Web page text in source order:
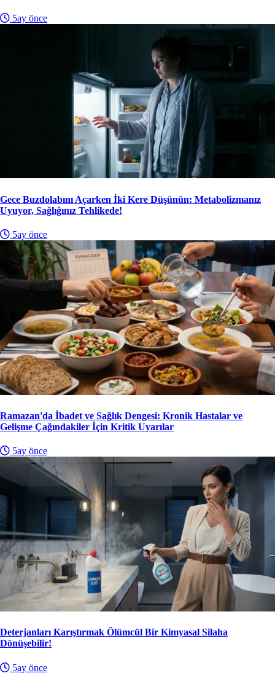
5ay önce
Gece Buzdolabını Açarken İki Kere Düşünün: Metabolizmanız
Uyuyor, Sağlığınız Tehlikede!
5ay önce
Ramazan'da İbadet ve Sağlık Dengesi: Kronik Hastalar ve
Gelişme Çağındakiler İçin Kritik Uyarılar
5ay önce
Deterjanları Karıştırmak Ölümcül Bir Kimyasal Silaha
Dönüşebilir!
5ay önce